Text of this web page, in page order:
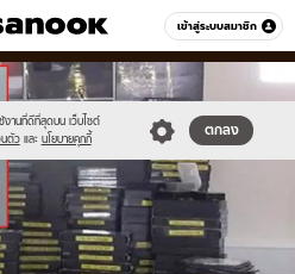
เข้าสู่ระบบสมาชิก
หมวดอื่นๆ
ช้งานที่ดีที่สุดบน เว็บไซต์
นตัว และ นโยบายคุกกี้
ตกลง
dedfer.jpg